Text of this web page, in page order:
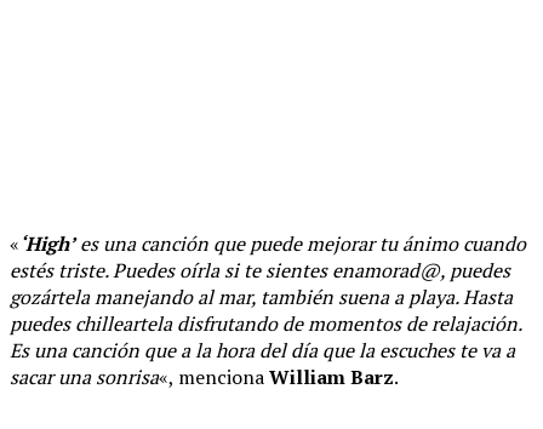
«‘High’es una canción que puede mejorar tu ánimo cuando
estés triste. Puedes oírla si te sientes enamorad@, puedes
gozártela manejando al mar, también suena a playa. Hasta
puedes chilleartela disfrutando de momentos de relajación.
Es una canción que a la hora del día que la escuches te va a
sacar una sonrisa«, mencionaWilliam Barz.